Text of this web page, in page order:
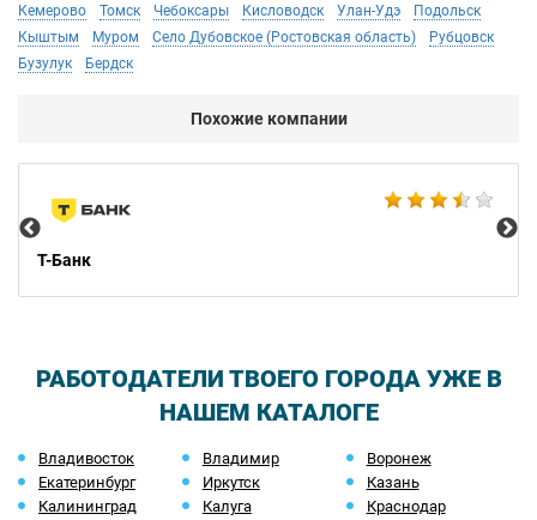
Кемерово
Томск Чебоксары Кисловодск Улан-Удэ
Подольск
Кыштым
Муром Село Дубовское (Ростовская область)
Рубцовск
Бузулук
Бердск
Похожие компании
Т-Банк
РАБОТОДАТЕЛИ ТВОЕГО ГОРОДА УЖЕ В
НАШЕМ КАТАЛОГЕ
Владивосток Владимир
Воронеж
Екатеринбург
Иркутск
Казань
Калининград
Калуга
Краснодар